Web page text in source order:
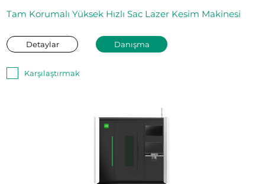
Tam Korumalı Yüksek Hızlı Sac Lazer Kesim Makinesi
Detaylar Danışma
Karşılaştırmak